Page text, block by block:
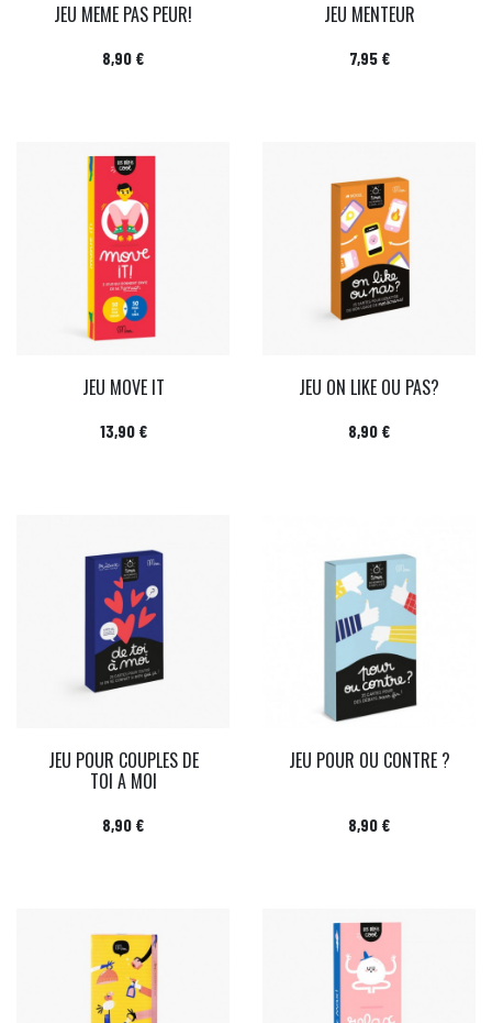
JEU MEME PAS PEUR!
Prix
8,90 €
JEU MENTEUR
Prix
7,95 €
JEU MOVE IT
Prix
13,90 €
JEU ON LIKE OU PAS?
Prix
8,90 €
JEU POUR COUPLES DE
TOI A MOI
Prix
8,90 €
JEU POUR OU CONTRE ?
Prix
8,90 €